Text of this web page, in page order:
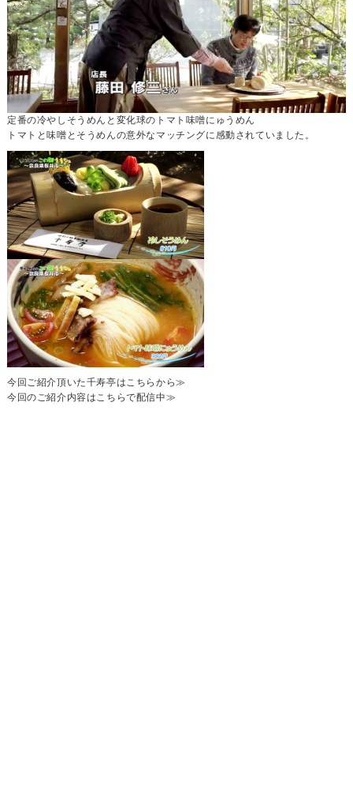
定番の冷やしそうめん と変化球の トマト味噌にゅうめん
トマトと味噌とそうめんの意外なマッチングに感動されていました。
今回ご紹介頂いた千寿亭はこちらから≫
今回のご紹介内容はこちらで配信中≫